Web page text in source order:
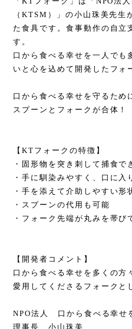
（KTSM）」の小山珠美先生
た食具です。食事動作の自立
す。
口から食べる幸せを一人でも
いと心を込めて開発したフォ
口から食べる幸せを守るため
スプーンとフォークが合体！
【KTフォークの特徴】
・固形物を突き刺して捕食で
・手に馴染みやすく、口に入
・手を添えて介助しやすい形
・スプーンの代用も可能
・フォーク先端が丸みを帯
【開発者コメント】
口から食べる幸せを多くの方
愛用してくださるフォークと
NPO法人 口から食べる幸せ
理事長 小山珠美